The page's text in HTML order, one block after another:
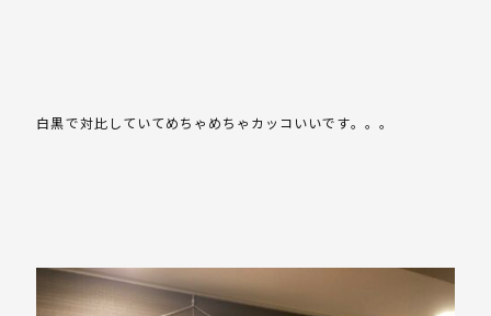
白黒で対比していてめちゃめちゃカッコいいです。。。